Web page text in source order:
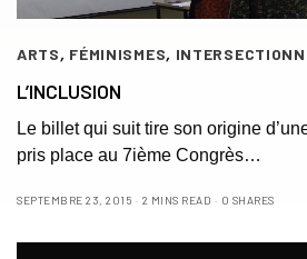
ARTS, FÉMINISMES,
L’INCLUSION
Le billet qui suit tire son origine
pris place au 7ième Congrès…
SEPTEMBRE 23, 2015 2 MINS READ 0 SHARES